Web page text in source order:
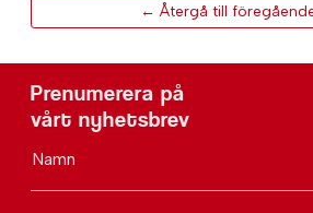
← Återgå till
Prenumerera på
vårt nyhetsbrev
Namn